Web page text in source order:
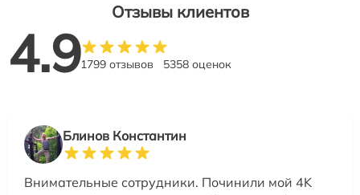
Отзывы клиентов
4.91799 отзывов 5358 оценок
Блинов Константин
Внимательные сотрудники. Починили мой 4K